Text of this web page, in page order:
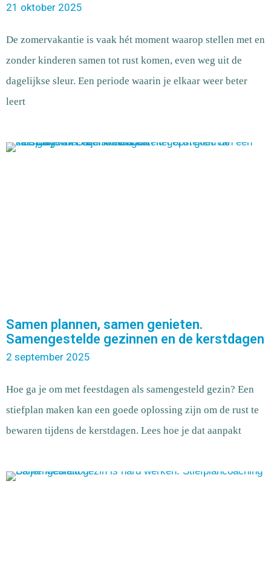
21 oktober 2025
De zomervakantie is vaak hét moment waarop stellen met en
zonder kinderen samen tot rust komen, even weg uit de
dagelijkse sleur. Een periode waarin je elkaar weer beter
leert
Samen plannen, samen genieten.
Samengestelde gezinnen en de kerstdagen
2 september 2025
Hoe ga je om met feestdagen als samengesteld gezin? Een
stiefplan maken kan een goede oplossing zijn om de rust te
bewaren tijdens de kerstdagen. Lees hoe je dat aanpakt